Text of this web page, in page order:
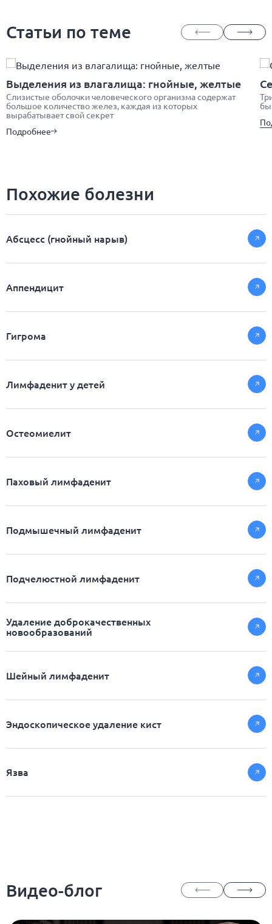
Статьи по теме
Выделения из влагалища: гнойные, желтые
Слизистые оболочки человеческого организма содержат
большое количество желез, каждая из которых
вырабатывает свой секрет
Подробнее
Похожие болезни
Абсцесс (гнойный нарыв)
Аппендицит
Гигрома
Лимфаденит у детей
Остеомиелит
Паховый лимфаденит
Подмышечный лимфаденит
Подчелюстной лимфаденит
Удаление доброкачественных
новообразований
Шейный лимфаденит
Эндоскопическое удаление кист
Язва
Видео-блог